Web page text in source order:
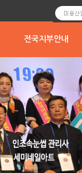
전국지부안내
부산.울산.경남